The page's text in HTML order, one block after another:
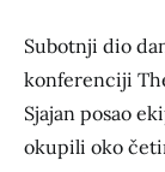
Subotnji dio
konferenciji
Sjajan posao
okupili oko